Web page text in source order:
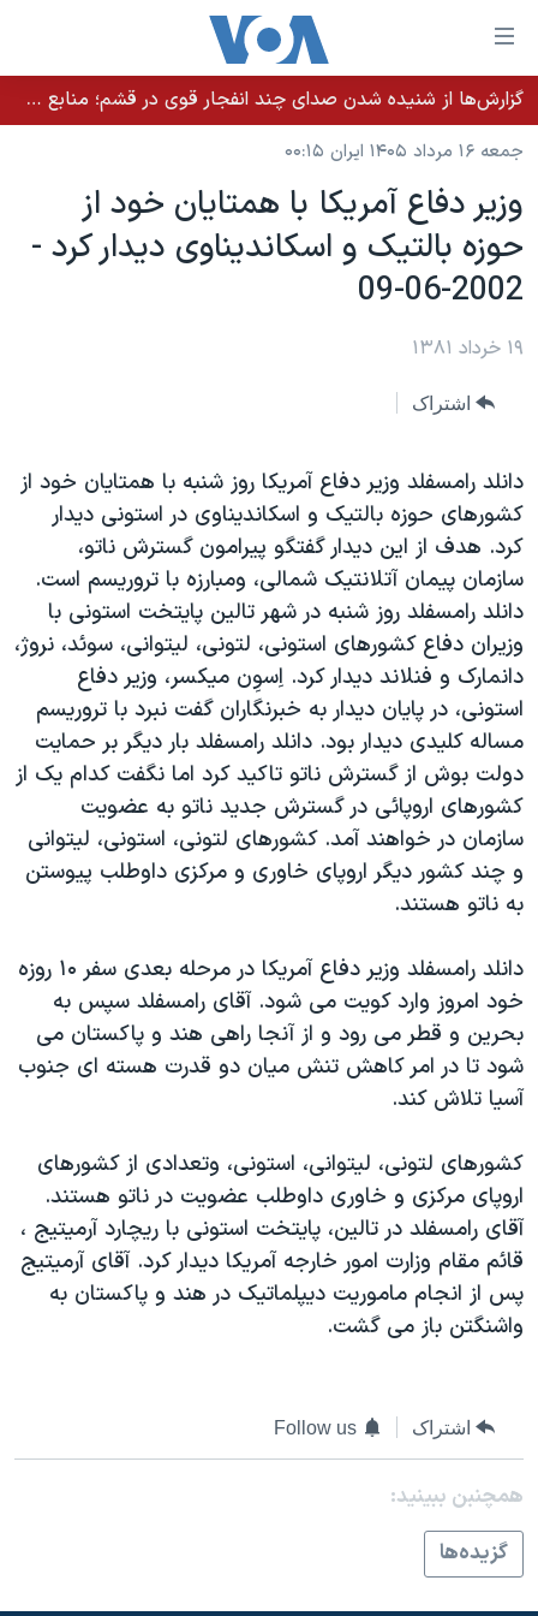
لینکهای
قابل
دسترسی
جهش
محتوای
اصلی
جهش
به
صفحه
جهش
جستجو
خانه
نسخه سبک وب‌سایت
موضوع ها
ایران
آمریکا
جهان
ویژه برنامه‌ها
ویدیوها
فرهنگ و زندگی
حقوق شهروندی
اقتصادی
علم و فناوری
اسرائیل در جنگ
گالری عکس
آرشیو پخش زنده
برنامه های تلویزیونی
جدول برنامه ها
صفحه‌های ویژه
۲۵۰سالگی آمریکا
بایگانی برنامه‌های تلویزیونی
انتخابات ریاست جمهوری آمریکا ۲۰۲۴
حمله جمهوری اسلامی به اسرائیل
رمز مهسا
ورزش زنان در ایران
اعتراضات زن، زندگی، آزادی
مجموعه مستندهای دادخواهی
تریبونال مردمی آبان ۹۸
دادگاه حمید نوری
قانون شفافیت دارائی کادر رهبری ایران
اعتراضات مردمی آبان ۹۸
اسرائیل در جنگ
همایش محافظه‌کاران آمریکا «سی‌پک»
صفحه‌های ویژه
سفر پرزیدنت ترامپ به چین
فرکانس‌های صدای آمریکا
یادگیری زبان انگلیسی
دنبال کنید
زبانهای مختلف
گزارش‌ها از شنیده شدن صدای چند انفجار قوی در قشم؛ منابع حکومتی می‌گویند درگیری در تنگه هرمز بود
جمعه ۱۶ مرداد ۱۴۰۵ ایران ۰۰:۱۵
وزير دفاع آمريکا با همتايان خود از
حوزه بالتيک و اسکانديناوی ديدار کرد -
2002-06-09
۱۹ خرداد ۱۳۸۱
اشتراک
دانلد رامسفلد وزير دفاع آمريکا روز شنبه با همتايان خود از
کشورهای حوزه بالتيک و اسکانديناوی در استونی ديدار
کرد. هدف از اين ديدار گفتگو پيرامون گسترش ناتو،
سازمان پيمان آتلانتيک شمالی، ومبارزه با تروريسم است.
دانلد رامسفلد روز شنبه در شهر تالين پايتخت استونی با
وزيران دفاع کشورهای استونی، لتونی، ليتوانی، سوئد، نروژ،
دانمارک و فنلاند ديدار کرد. اِسوِن ميکسر، وزير دفاع
استونی، در پايان ديدار به خبرنگاران گفت نبرد با تروريسم
مساله کليدی ديدار بود. دانلد رامسفلد بار ديگر بر حمايت
دولت بوش از گسترش ناتو تاکيد کرد اما نگفت کدام يک از
کشورهای اروپائی در گسترش جديد ناتو به عضويت
سازمان در خواهند آمد. کشورهای لتونی، استونی، ليتوانی
و چند کشور ديگر اروپای خاوری و مرکزی داوطلب پيوستن
به ناتو هستند.
دانلد رامسفلد وزير دفاع آمريکا در مرحله بعدی سفر ۱۰ روزه
خود امروز وارد کويت می شود. آقای رامسفلد سپس به
بحرين و قطر می رود و از آنجا راهی هند و پاکستان می
شود تا در امر کاهش تنش ميان دو قدرت هسته ای جنوب
آسيا تلاش کند.
کشورهای لتونی، ليتوانی، استونی، وتعدادی از کشورهای
اروپای مرکزی و خاوری داوطلب عضويت در ناتو هستند.
آقای رامسفلد در تالين، پايتخت استونی با ريچارد آرميتيج ،
قائم مقام وزارت امور خارجه آمريکا ديدار کرد. آقای آرميتيج
پس از انجام ماموريت ديپلماتيک در هند و پاکستان به
واشنگتن باز می گشت.
اشتراک Follow us
همچنبن ببینید:
گزيده‌ها